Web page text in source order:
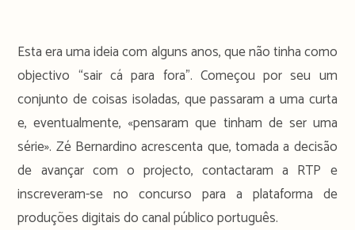
Esta era uma ideia com alguns anos, que não tinha como
objectivo “sair cá para fora”. Começou por seu um
conjunto de coisas isoladas, que passaram a uma curta
e, eventualmente, «pensaram que tinham de ser uma
série». Zé Bernardino acrescenta que, tomada a decisão
de avançar com o projecto, contactaram a RTP e
inscreveram-se no concurso para a plataforma de
produções digitais do canal público português.